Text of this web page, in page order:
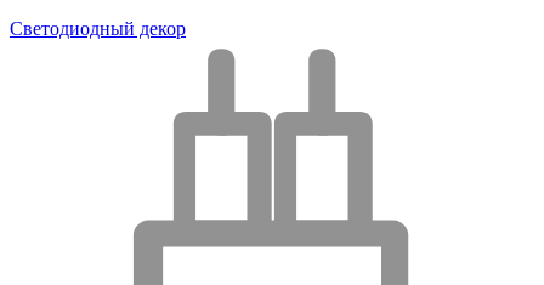
Светодиодный декор